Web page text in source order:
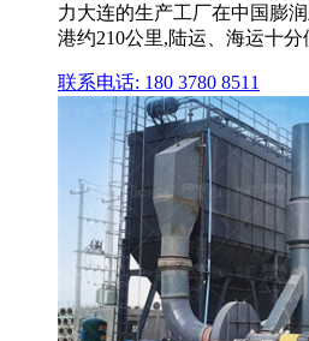
力大连的生产工厂在中国膨
港约210公里,陆运、海运十分
联系电话: 180 3780 8511